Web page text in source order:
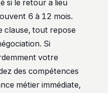
si le retour a lieu
6 à 12 mois.
clause, tout repose
Si
votre
des compétences
métier immédiate,